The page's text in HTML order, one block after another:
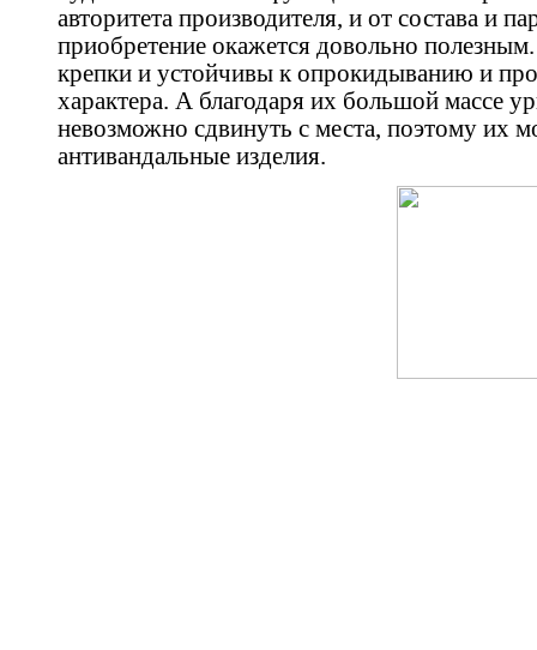
авторитета производителя, и от состава и
приобретение окажется довольно
крепки и устойчивы к опрокидыванию и
характера. А благодаря их большой массе
невозможно сдвинуть с места, поэтому их
антивандальные изделия.